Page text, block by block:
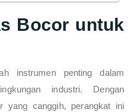
Bocor untuk
instrumen penting dalam
industri. Dengan
yang canggih, perangkat ini